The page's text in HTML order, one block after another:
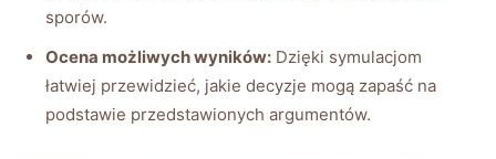
sporów.
Ocena możliwych wyników: Dzięki symulacjom
łatwiej przewidzieć, jakie decyzje mogą zapaść na
podstawie przedstawionych argumentów.